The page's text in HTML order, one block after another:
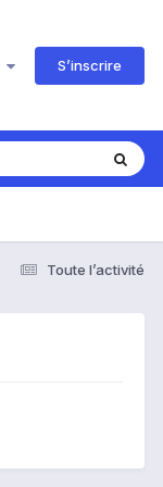
S’inscrire
Toute l’activité